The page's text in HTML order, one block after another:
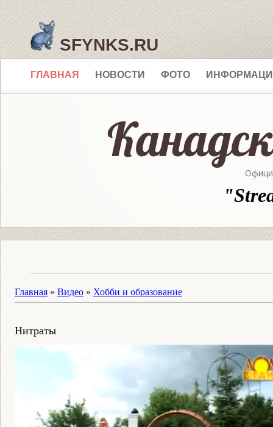
SFYNKS.RU
ГЛАВНАЯ НОВОСТИ ФОТО
Главная » Видео » Хобби и образование
Нитраты